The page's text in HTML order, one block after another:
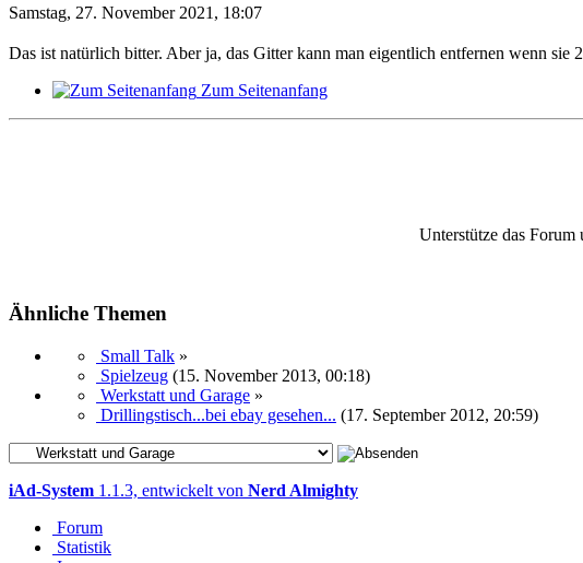
Samstag, 27. November 2021, 18:07
Das ist natürlich bitter. Aber ja, das Gitter kann man eigentlich entfernen wenn sie
Zum Seitenanfang
Unterstütze das
Ähnliche Themen
Small Talk »
Spielzeug (15. November 2013, 00:18)
Werkstatt und Garage »
Drillingstisch...bei ebay gesehen... (17. September 2012, 20:59)
iAd-System 1.1.3, entwickelt von Nerd Almighty
Forum
Statistik